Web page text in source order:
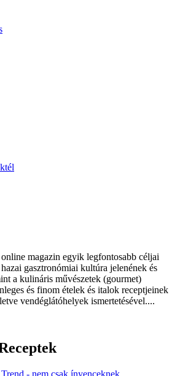
magazin egyik legfontosabb céljai
gasztronómiai kultúra jelenének és
a kulináris művészetek (gourmet)
és finom ételek és italok receptjeinek
vendéglátóhelyek ismertetésével....